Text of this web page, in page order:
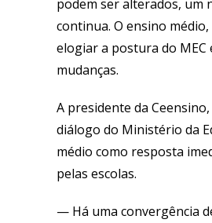
podem ser alterados, um
continua. O ensino
elogiar a postura do MEC
mudanças.
A presidente da
diálogo do Ministério da
médio como resposta
pelas escolas.
— Há uma convergência